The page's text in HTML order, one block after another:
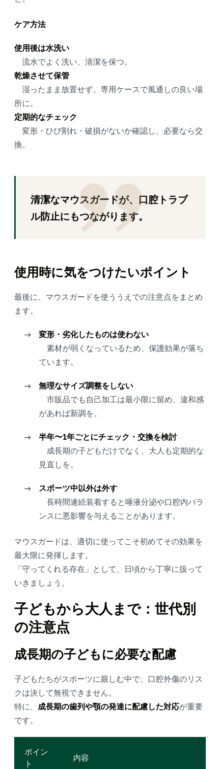
ケア方法
使用後は水洗い
流水でよく洗い、清潔を保つ。
乾燥させて保管
湿ったまま放置せず、専用ケースで風通しの良い場
所に。
定期的なチェック
変形・ひび割れ・破損がないか確認し、必要なら交
換。
清潔なマウスガードが、口腔トラブ
ル防止にもつながります。
使用時に気をつけたいポイント
最後に、マウスガードを使ううえでの注意点をまとめ
ます。
変形・劣化したものは使わない
素材が弱くなっているため、保護効果が落ち
ています。
無理なサイズ調整をしない
市販品でも自己加工は最小限に留め、違和感
があれば新調を。
半年〜1年ごとにチェック・交換を検討
成長期の子どもだけでなく、大人も定期的な
見直しを。
スポーツ中以外は外す
長時間連続装着すると唾液分泌や口腔内バラ
ンスに悪影響を与えることがあります。
マウスガードは、適切に使ってこそ初めてその効果を
最大限に発揮します。
「守ってくれる存在」として、日頃から丁寧に扱って
いきましょう。
子どもから大人まで：世代別
の注意点
成長期の子どもに必要な配慮
子どもたちがスポーツに親しむ中で、口腔外傷のリス
クは決して無視できません。
特に、 成長期の歯列や顎の発達に配慮した対応が重要
です。
ポイン
ト
内容